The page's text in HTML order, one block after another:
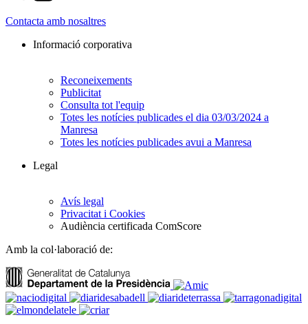
Contacta amb nosaltres
Informació corporativa
Reconeixements
Publicitat
Consulta tot l'equip
Totes les notícies publicades el dia 03/03/2024 a
Manresa
Totes les notícies publicades avui a Manresa
Legal
Avís legal
Privacitat i Cookies
Audiència certificada ComScore
Amb la col·laboració de: